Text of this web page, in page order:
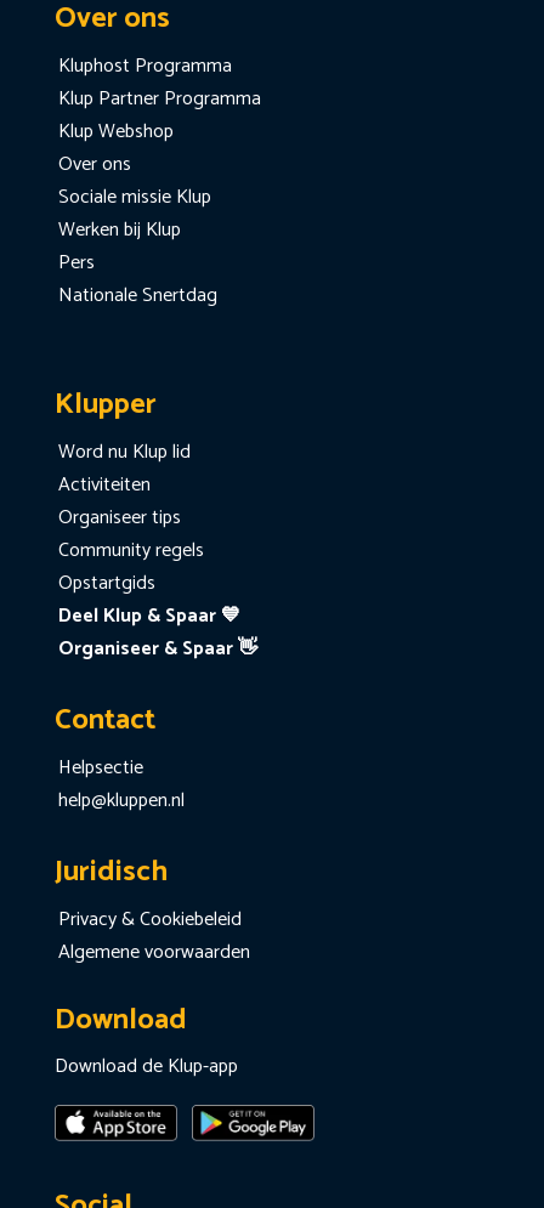
Over ons
Kluphost Programma
Klup Partner Programma
Klup Webshop
Over ons
Sociale missie Klup
Werken bij Klup
Pers
Nationale Snertdag
Klupper
Word nu Klup lid
Activiteiten
Organiseer tips
Community regels
Opstartgids
Deel Klup & Spaar 💙
Organiseer & Spaar 👋
Contact
Helpsectie
help@kluppen.nl
Juridisch
Privacy & Cookiebeleid
Algemene voorwaarden
Download
Download de Klup-app